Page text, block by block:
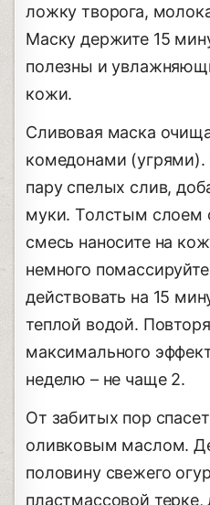
ложку творога,
Маску держите 15
полезны и
кожи.
Сливовая маска
комедонами (угрями).
пару спелых слив,
муки. Толстым слоем
смесь наносите на
немного
действовать на 15
теплой водой.
максимального
неделю – не чаще 2.
От забитых пор
оливковым маслом.
половину свежего
пластмассовой терке,